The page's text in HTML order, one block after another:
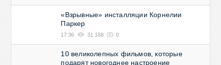
«Взрывные» инсталляции Корнелии
Паркер
17:36 31 168 0
10 великолепных фильмов, которые
подарят новогоднее настроение